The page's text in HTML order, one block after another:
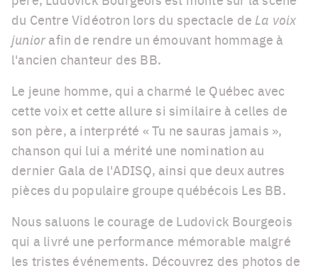
du Centre Vidéotron lors du spectacle de La voix
junior afin de rendre un émouvant hommage à
l'ancien chanteur des BB.
Le jeune homme, qui a charmé le Québec avec
cette voix et cette allure si similaire à celles de
son père, a interprété « Tu ne sauras jamais »,
chanson qui lui a mérité une nomination au
dernier Gala de l'ADISQ, ainsi que deux autres
pièces du populaire groupe québécois Les BB.
Nous saluons le courage de Ludovick Bourgeois
qui a livré une performance mémorable malgré
les tristes événements. Découvrez des photos de